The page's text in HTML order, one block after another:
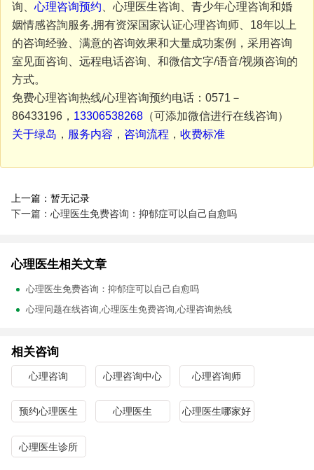
询、 心理咨询预约 、心理医生咨询、青少年心理咨询和婚
姻情感咨詢服务,拥有资深国家认证心理咨询师、18年以上
的咨询经验、满意的咨询效果和大量成功案例，采用咨询
室见面咨询、远程电话咨询、和微信文字/语音/视频咨询的
方式。
免费心理咨询热线/心理咨询预约电话：0571－
86433196， 13306538268（可添加微信进行在线咨询）
关于绿岛 ， 服务内容 ， 咨询流程 ， 收费标准
上一篇：暂无记录
下一篇：心理医生免费咨询：抑郁症可以自己自愈吗
心理医生相关文章
心理医生免费咨询：抑郁症可以自己自愈吗
心理问题在线咨询,心理医生免费咨询,心理咨询热线
相关咨询
心理咨询 心理咨询中心 心理咨询师
预约心理医生 心理医生 心理医生哪家好
心理医生诊所